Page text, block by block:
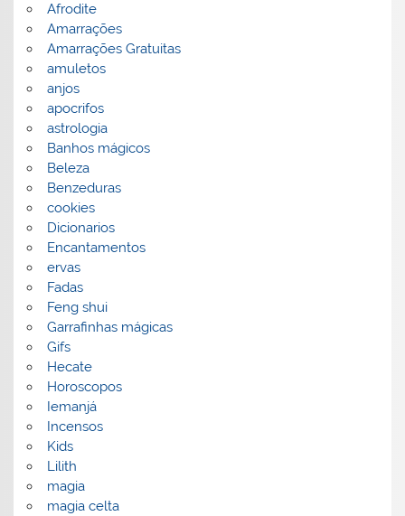
Afrodite
Amarrações
Amarrações Gratuitas
amuletos
anjos
apocrifos
astrologia
Banhos mágicos
Beleza
Benzeduras
cookies
Dicionarios
Encantamentos
ervas
Fadas
Feng shui
Garrafinhas mágicas
Gifs
Hecate
Horoscopos
Iemanjá
Incensos
Kids
Lilith
magia
magia celta